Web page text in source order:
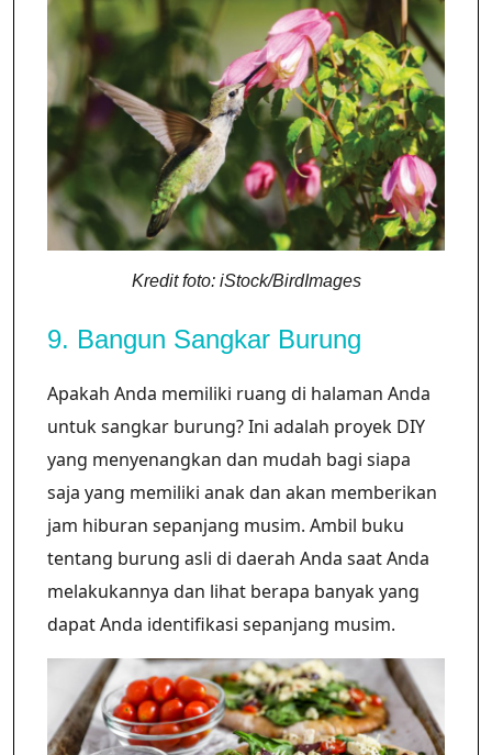
Kredit foto: iStock/BirdImages
9. Bangun Sangkar Burung
Apakah Anda memiliki ruang di halaman Anda
untuk sangkar burung? Ini adalah proyek DIY
yang menyenangkan dan mudah bagi siapa
saja yang memiliki anak dan akan memberikan
jam hiburan sepanjang musim. Ambil buku
tentang burung asli di daerah Anda saat Anda
melakukannya dan lihat berapa banyak yang
dapat Anda identifikasi sepanjang musim.